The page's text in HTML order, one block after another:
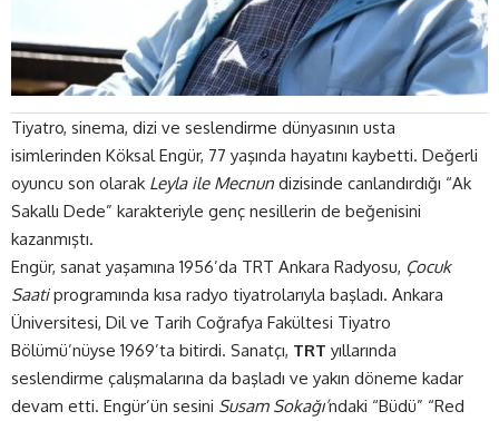
Tiyatro, sinema, dizi ve seslendirme dünyasının usta
isimlerinden Köksal Engür, 77 yaşında hayatını kaybetti. Değerli
oyuncu son olarak Leyla ile Mecnun dizisinde canlandırdığı “Ak
Sakallı Dede” karakteriyle genç nesillerin de beğenisini
kazanmıştı.
Engür, sanat yaşamına 1956’da TRT Ankara Radyosu, Çocuk
Saatiprogramında kısa radyo tiyatrolarıyla başladı. Ankara
Üniversitesi, Dil ve Tarih Coğrafya Fakültesi Tiyatro
Bölümü’nüyse 1969’ta bitirdi. Sanatçı, TRT yıllarında
seslendirme çalışmalarına da başladı ve yakın döneme kadar
devam etti. Engür’ün sesini Susam Sokağı’ndaki “Büdü” “Red